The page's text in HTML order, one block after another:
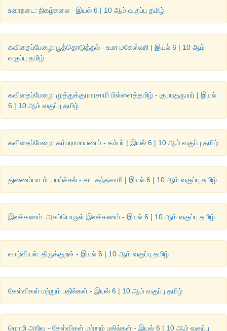
கற்பவை கற்றபின்....
பண்டைத் தமிழரின் திணைநிலை வாழ்க்கை முறையையும்
வாழ்க்கை முறையையும் ஒப்பிட்டு ஒவ்வொருவர் கருத்தையும்
பொதுக் கருத்தை அறிக.
உரைநடை: நிகழ்கலை - இயல் 6 | 10 ஆம் வகுப்பு தமிழ்
கவிதைப்பேழை: பூத்தொடுத்தல் - உமா மகேஸ்வரி | இயல் 6 | 10 ஆம்
வகுப்பு தமிழ்
கவிதைப்பேழை: முத்துக்குமாரசாமி பிள்ளைத்தமிழ் - குமரகுருபரர் | இயல்
6 | 10 ஆம் வகுப்பு தமிழ்
கவிதைப்பேழை: கம்பராமாயணம் - கம்பர் | இயல் 6 | 10 ஆம் வகுப்பு தமிழ்
துணைப்பாடம்: பாய்ச்சல் - சா. கந்தசாமி | இயல் 6 | 10 ஆம் வகுப்பு தமிழ்
இலக்கணம்: அகப்பொருள் இலக்கணம் - இயல் 6 | 10 ஆம் வகுப்பு தமிழ்
வாழ்வியல்: திருக்குறள் - இயல் 6 | 10 ஆம் வகுப்பு தமிழ்
கேள்விகள் மற்றும் பதில்கள் - இயல் 6 | 10 ஆம் வகுப்பு தமிழ்
மொழி அறிவு - கேள்விகள் மற்றும் பதில்கள் - இயல் 6 | 10 ஆம் வகுப்பு